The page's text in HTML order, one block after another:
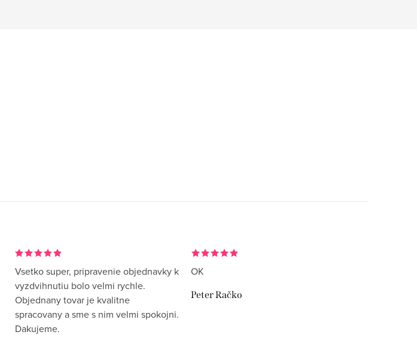
Vsetko super, pripravenie objednavky k
vyzdvihnutiu bolo velmi rychle.
Objednany tovar je kvalitne
spracovany a sme s nim velmi spokojni.
Dakujeme.
OK
Peter Račko